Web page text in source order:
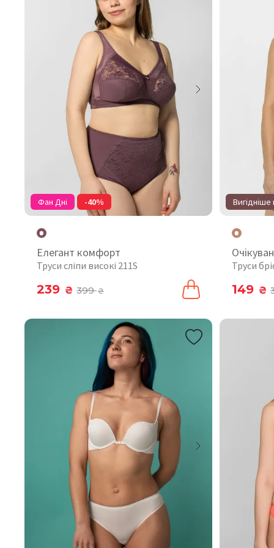
Фан Дні -40%
Елегант комфорт
Труси сліпи високі 211S
239 ₴ 399₴
Вигідніше
Труси
149 ₴